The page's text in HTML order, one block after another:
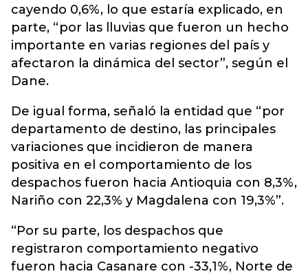
cayendo 0,6%, lo que estaría explicado, en
parte, “por las lluvias que fueron un hecho
importante en varias regiones del país y
afectaron la dinámica del sector”, según el
Dane.
De igual forma, señaló la entidad que “por
departamento de destino, las principales
variaciones que incidieron de manera
positiva en el comportamiento de los
despachos fueron hacia Antioquia con 8,3%,
Nariño con 22,3% y Magdalena con 19,3%”.
“Por su parte, los despachos que
registraron comportamiento negativo
fueron hacia Casanare con -33,1%, Norte de